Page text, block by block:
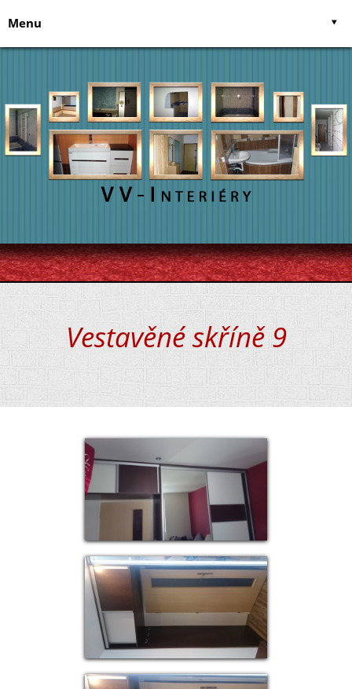
Menu
Služby
Postele na míru
Kuchyně
Koupelny
Zednické práce
Elekrikářské práce
O nás
Napište nám
Recenze uživatelů
Kontakt
Vestavěné skříně 9